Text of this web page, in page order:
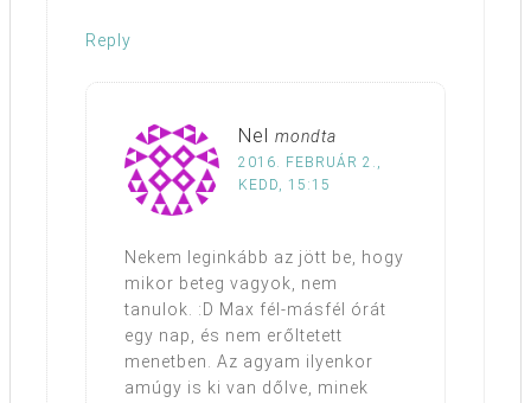
Reply
Nel mondta
2016. FEBRUÁR 2.,
KEDD, 15:15
Nekem leginkább az jött be, hogy
mikor beteg vagyok, nem
tanulok. :D Max fél-másfél órát
egy nap, és nem erőltetett
menetben. Az agyam ilyenkor
amúgy is ki van dőlve, minek